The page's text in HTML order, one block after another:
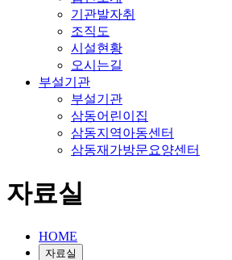
기관발자취
조직도
시설현황
오시는길
부설기관
부설기관
삼동어린이집
삼동지역아동센터
삼동재가방문요양센터
자료실
HOME
자료실